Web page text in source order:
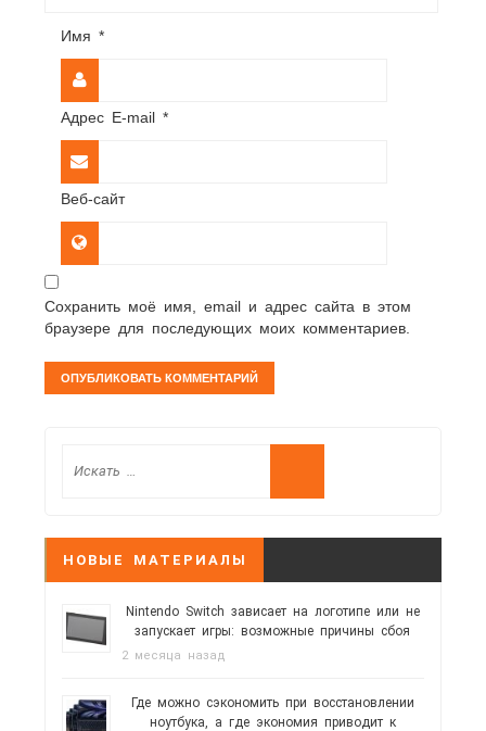
Имя *
Адрес E-mail *
Веб-сайт
Сохранить моё имя, email и адрес сайта в этом
браузере для последующих моих комментариев.
НОВЫЕ МАТЕРИАЛЫ
Nintendo Switch зависает на логотипе или не
запускает игры: возможные причины сбоя
2 месяца назад
Где можно сэкономить при восстановлении
ноутбука, а где экономия приводит к